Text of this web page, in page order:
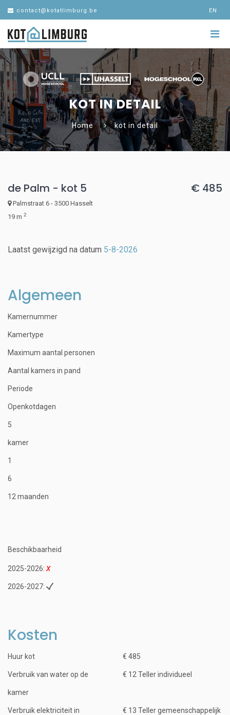
contact@kotatlimburg.be EN
KOT IN DETAIL
Home kot in detail
de Palm - kot 5
Palmstraat 6 - 3500 Hasselt
19 m 2
€ 485
Laatst gewijzigd na datum 5-8-2026
Algemeen
Kamernummer
Kamertype
Maximum aantal personen
Aantal kamers in pand
Periode
Openkotdagen
5
kamer
1
6
12 maanden
Beschikbaarheid
2025-2026:
2026-2027:
Kosten
Huur kot € 485
Verbruik van water op de
kamer
€ 12 Teller individueel
Verbruik elektriciteit in € 13 Teller gemeenschappelijk